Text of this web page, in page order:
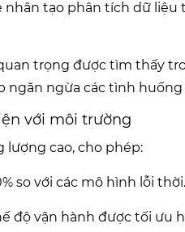
tạo phân tích dữ
trọng được tìm thấy
ngăn ngừa các tình huống
với môi trường
lượng cao, cho phép:
so với các mô hình lỗi thời.
độ vận hành được tối ưu